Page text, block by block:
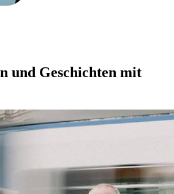
und Geschichten mit